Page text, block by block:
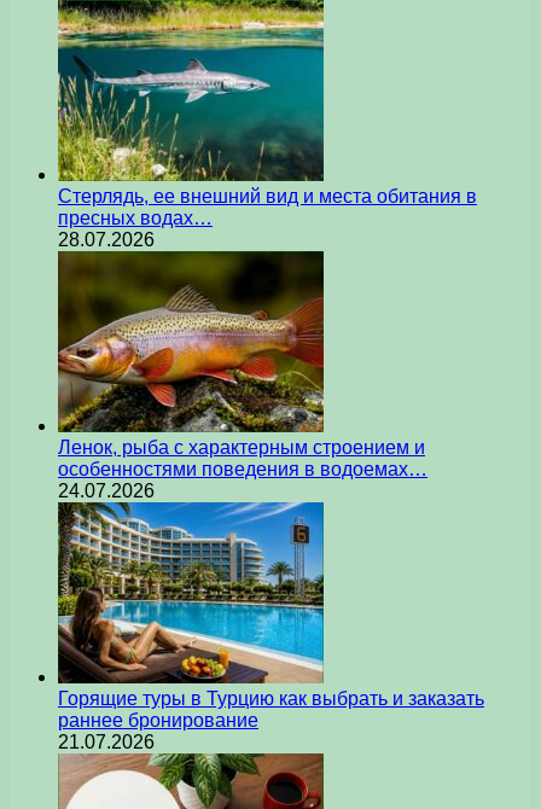
Стерлядь, ее внешний вид и места обитания в
пресных водах…
28.07.2026
Ленок, рыба с характерным строением и
особенностями поведения в водоемах…
24.07.2026
Горящие туры в Турцию как выбрать и заказать
раннее бронирование
21.07.2026